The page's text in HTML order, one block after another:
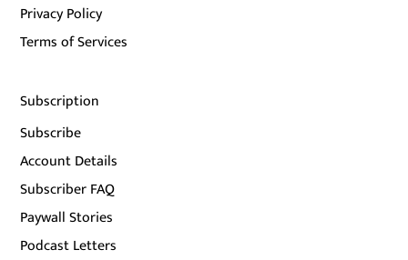
Privacy Policy
Terms of Services
Subscription
Subscribe
Account Details
Subscriber FAQ
Paywall Stories
Podcast Letters